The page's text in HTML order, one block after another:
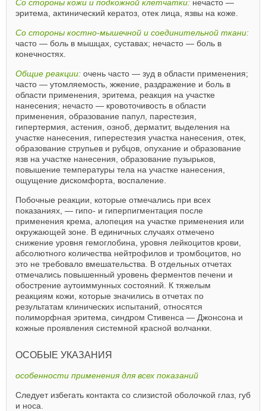
Со стороны кожи и подкожной клетчатки: нечасто —
эритема, актинический кератоз, отек лица, язвы на коже.
Со стороны костно-мышечной и соединительной ткани:
часто — боль в мышцах, суставах; нечасто — боль в
конечностях.
Общие реакции: очень часто — зуд в области применения;
часто — утомляемость, жжение, раздражение и боль в
области применения, эритема, реакция на участке
нанесения; нечасто — кровоточивость в области
применения, образование папул, парестезия,
гипертермия, астения, озноб, дерматит, выделения на
участке нанесения, гиперестезия участка нанесения, отек,
образование струпьев и рубцов, опухание и образование
язв на участке нанесения, образование пузырьков,
повышение температуры тела на участке нанесения,
ощущение дискомфорта, воспаление.
Побочные реакции, которые отмечались при всех
показаниях, — гипо- и гиперпигментация после
применения крема, алопеция на участке применения или
окружающей зоне. В единичных случаях отмечено
снижение уровня гемоглобина, уровня лейкоцитов крови,
абсолютного количества нейтрофилов и тромбоцитов, но
это не требовало вмешательства. В отдельных отчетах
отмечались повышенный уровень ферментов печени и
обострение аутоиммунных состояний. К тяжелым
реакциям кожи, которые значились в отчетах по
результатам клинических испытаний, относятся
полиморфная эритема, синдром Стивенса — Джонсона и
кожные проявления системной красной волчанки.
ОСОБЫЕ УКАЗАНИЯ
особенности применения для всех показаний
Следует избегать контакта со слизистой оболочкой глаз, губ
и носа.